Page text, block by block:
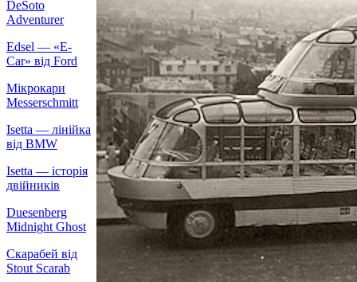
DeSoto
Adventurer
Edsel — «E-
Car» від Ford
Мікрокари
Messerschmitt
Isetta — лінійка
від BMW
Isetta — історія
двійників
Duesenberg
Midnight Ghost
Скарабей від
Stout Scarab